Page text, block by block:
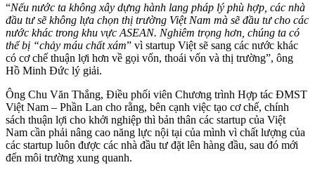
“Nếu nước ta không xây dựng hành lang pháp lý phù hợp, các nhà
đầu tư sẽ không lựa chọn thị trường Việt Nam mà sẽ đầu tư cho các
nước khác trong khu vực ASEAN. Nghiêm trọng hơn, chúng ta có
thể bị “chảy máu chất xám” vì startup Việt sẽ sang các nước khác
có cơ chế thuận lợi hơn về gọi vốn, thoái vốn và thị trường”, ông
Hồ Minh Đức lý giải.
Ông Chu Văn Thắng, Điều phối viên Chương trình Hợp tác ĐMST
Việt Nam – Phần Lan cho rằng, bên cạnh việc tạo cơ chế, chính
sách thuận lợi cho khởi nghiệp thì bản thân các startup của Việt
Nam cần phải nâng cao năng lực nội tại của mình vì chất lượng của
các startup luôn được các nhà đầu tư đặt lên hàng đầu, sau đó mới
đến môi trường xung quanh.